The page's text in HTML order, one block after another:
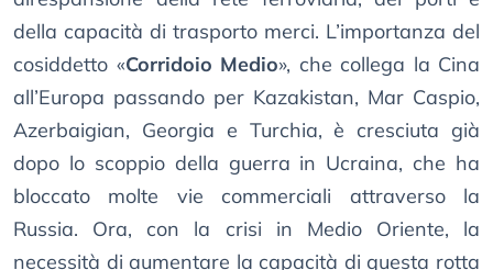
della capacità di trasporto merci. L’importanza del
cosiddetto «Corridoio Medio», che collega la Cina
all’Europa passando per Kazakistan, Mar Caspio,
Azerbaigian, Georgia e Turchia, è cresciuta già
dopo lo scoppio della guerra in Ucraina, che ha
bloccato molte vie commerciali attraverso la
Russia. Ora, con la crisi in Medio Oriente, la
necessità di aumentare la capacità di questa rotta